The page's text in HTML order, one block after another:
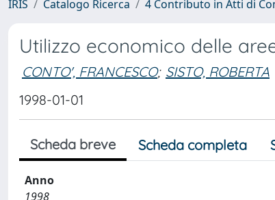
IRIS Catalogo Ricerca 4 Contributo in Atti di
Utilizzo economico delle
CONTO', FRANCESCO; SISTO, ROBERTA
1998-01-01
Scheda breve Scheda completa
Anno
1998